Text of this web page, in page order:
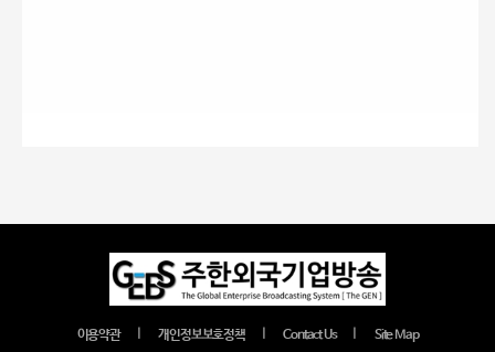
이용약관 개인정보보호정책 Contact Us Site Map